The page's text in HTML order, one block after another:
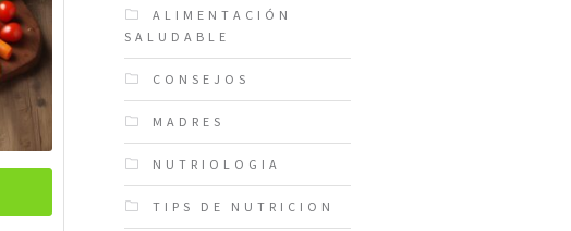
ALIMENTACIÓN
SALUDABLE
CONSEJOS
MADRES
NUTRIOLOGIA
TIPS DE NUTRICION